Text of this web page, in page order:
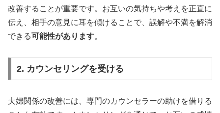
改善することが重要です。お互いの気持ちや考えを正直に
伝え、相手の意見に耳を傾けることで、誤解や不満を解消
できる 可能性があります。
2. カウンセリングを受ける
夫婦関係の改善には、専門のカウンセラーの助けを借りる